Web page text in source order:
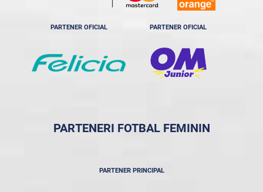
PARTENER OFICIAL PARTENER OFICIAL
PARTENERI FOTBAL FEMININ
PARTENER PRINCIPAL